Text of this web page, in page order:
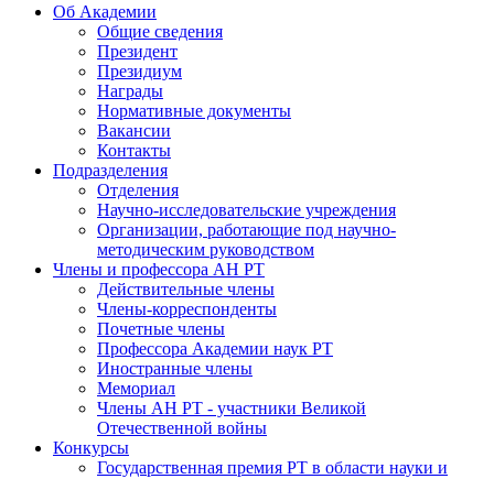
Об Академии
Общие сведения
Президент
Президиум
Награды
Нормативные документы
Вакансии
Контакты
Подразделения
Отделения
Научно-исследовательские учреждения
Организации, работающие под научно-
методическим руководством
Члены и профессора АН РТ
Действительные члены
Члены-корреспонденты
Почетные члены
Профессора Академии наук РТ
Иностранные члены
Мемориал
Члены АН РТ - участники Великой
Отечественной войны
Конкурсы
Государственная премия РТ в области науки и